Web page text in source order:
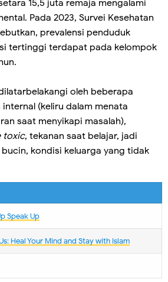
15,5 juta remaja mengalami
Pada 2023, Survei Kesehatan
prevalensi penduduk
tertinggi terdapat pada kelompok
oleh beberapa
(keliru dalam menata
saat menyikapi masalah),
toxic, tekanan saat belajar, jadi
kondisi keluarga yang tidak
Speak Up
Heal Your Mind and Stay with Islam